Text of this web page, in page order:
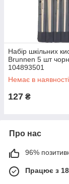
Набір шкільних
Brunnen 5 шт
104893501
Немає в наявності
127 ₴
Про нас
96%
Працює з